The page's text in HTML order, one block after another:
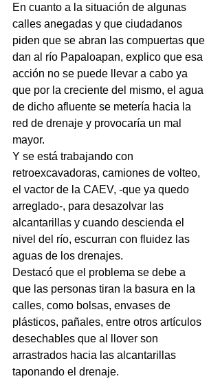
En cuanto a la situación de algunas
calles anegadas y que ciudadanos
piden que se abran las compuertas que
dan al río Papaloapan, explico que esa
acción no se puede llevar a cabo ya
que por la creciente del mismo, el agua
de dicho afluente se metería hacia la
red de drenaje y provocaría un mal
mayor.
Y se está trabajando con
retroexcavadoras, camiones de volteo,
el vactor de la CAEV, -que ya quedo
arreglado-, para desazolvar las
alcantarillas y cuando descienda el
nivel del río, escurran con fluidez las
aguas de los drenajes.
Destacó que el problema se debe a
que las personas tiran la basura en la
calles, como bolsas, envases de
plásticos, pañales, entre otros artículos
desechables que al llover son
arrastrados hacia las alcantarillas
taponando el drenaje.